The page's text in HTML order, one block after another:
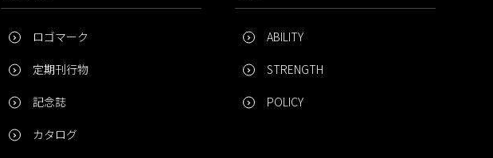
ロゴマーク
定期刊行物
記念誌
カタログ
ABILITY
STRENGTH
POLICY